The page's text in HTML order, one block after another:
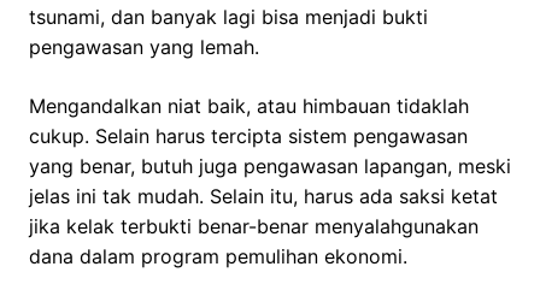
tsunami, dan banyak lagi bisa menjadi bukti
pengawasan yang lemah.
Mengandalkan niat baik, atau himbauan tidaklah
cukup. Selain harus tercipta sistem pengawasan
yang benar, butuh juga pengawasan lapangan, meski
jelas ini tak mudah. Selain itu, harus ada saksi ketat
jika kelak terbukti benar-benar menyalahgunakan
dana dalam program pemulihan ekonomi.